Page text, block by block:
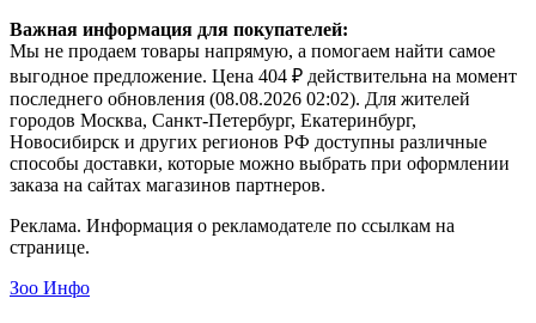
Важная информация для покупателей:
Мы не продаем товары напрямую, а помогаем найти самое
выгодное предложение. Цена 404 ₽ действительна на момент
последнего обновления (08.08.2026 02:02). Для жителей
городов Москва, Санкт-Петербург, Екатеринбург,
Новосибирск и других регионов РФ доступны различные
способы доставки, которые можно выбрать при оформлении
заказа на сайтах магазинов партнеров.
Реклама. Информация о рекламодателе по ссылкам на
странице.
Зоо Инфо